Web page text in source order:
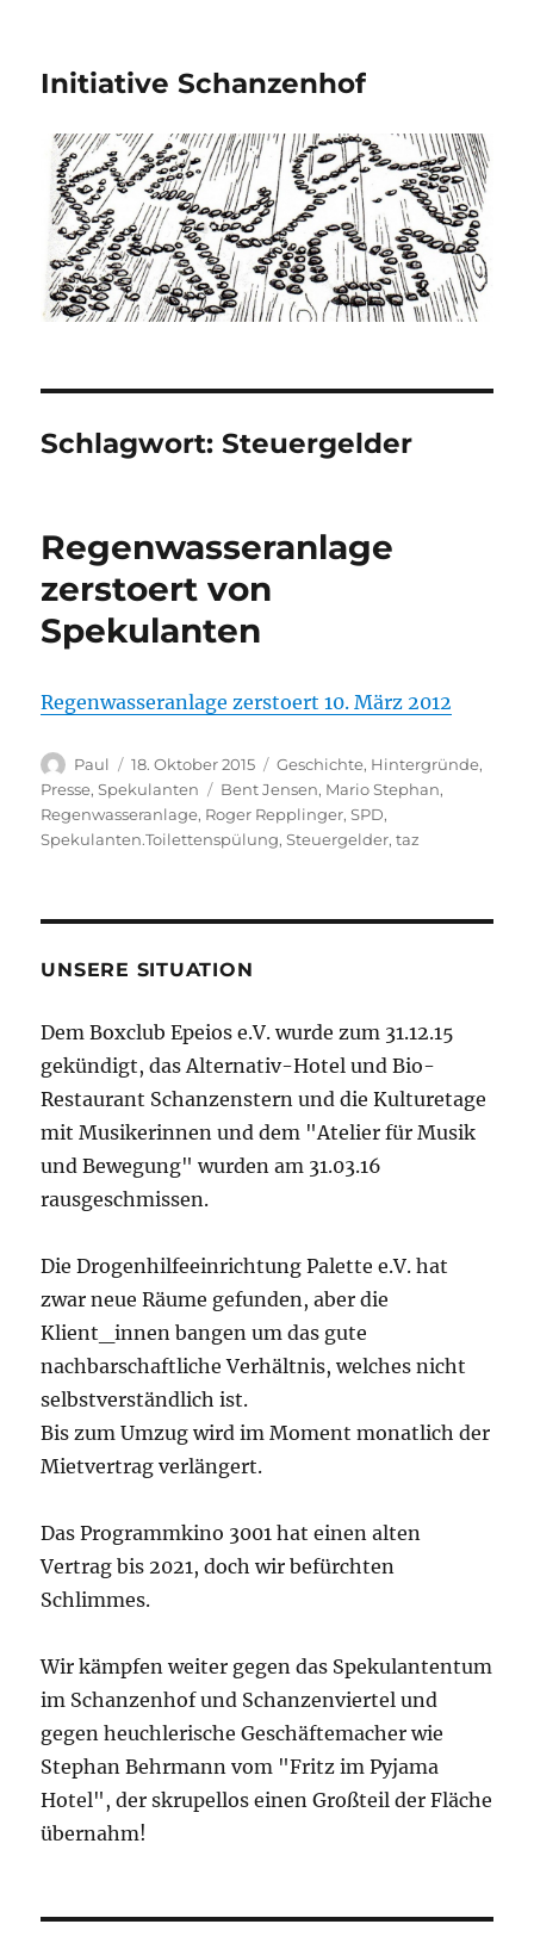
Initiative Schanzenhof
Schlagwort:Steuergelder
Regenwasseranlage
zerstoert von
Spekulanten
Regenwasseranlage zerstoert 10. März 2012
Autor
Paul
Veröffentlicht
am
18. Oktober 2015 Kategorien
Geschichte, Hintergründe,
Presse,Spekulanten Schlagwörter
Bent Jensen, Mario Stephan,
Regenwasseranlage, Roger Repplinger,SPD,
Spekulanten.Toilettenspülung,Steuergelder,taz
UNSERE SITUATION
Dem Boxclub Epeios e.V. wurde zum 31.12.15
gekündigt, das Alternativ-Hotel und Bio-
Restaurant Schanzenstern und die Kulturetage
mit Musikerinnen und dem "Atelier für Musik
und Bewegung" wurden am 31.03.16
rausgeschmissen.
Die Drogenhilfeeinrichtung Palette e.V. hat
zwar neue Räume gefunden, aber die
Klient_innen bangen um das gute
nachbarschaftliche Verhältnis, welches nicht
selbstverständlich ist.
Bis zum Umzug wird im Moment monatlich der
Mietvertrag verlängert.
Das Programmkino 3001 hat einen alten
Vertrag bis 2021, doch wir befürchten
Schlimmes.
Wir kämpfen weiter gegen das Spekulantentum
im Schanzenhof und Schanzenviertel und
gegen heuchlerische Geschäftemacher wie
Stephan Behrmann vom "Fritz im Pyjama
Hotel", der skrupellos einen Großteil der Fläche
übernahm!